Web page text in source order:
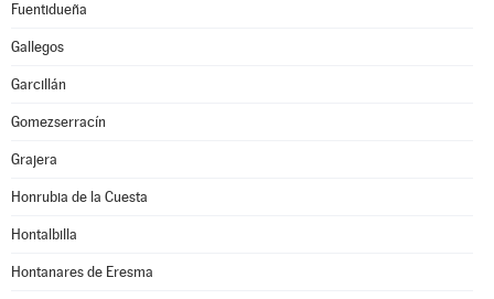
Fuentidueña
Gallegos
Garcillán
Gomezserracín
Grajera
Honrubia de la Cuesta
Hontalbilla
Hontanares de Eresma